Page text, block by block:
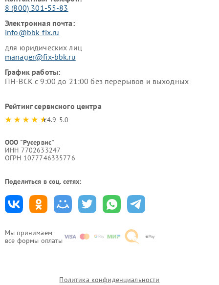
Мы принимаем
все формы оплаты
8 (800) 301-55-83
Электронная почта:
info@bbk-fix.ru
для юридических лиц
manager@fix-bbk.ru
График работы:
ПН-ВСК с 9:00 до 21:00 без перерывов и выходных
Рейтинг сервисного центра
4.9-5.0
ООО "Русервис"
ИНН 7702633247
ОГРН 1077746335776
Поделиться в соц. сетях:
Политика конфиденциальности